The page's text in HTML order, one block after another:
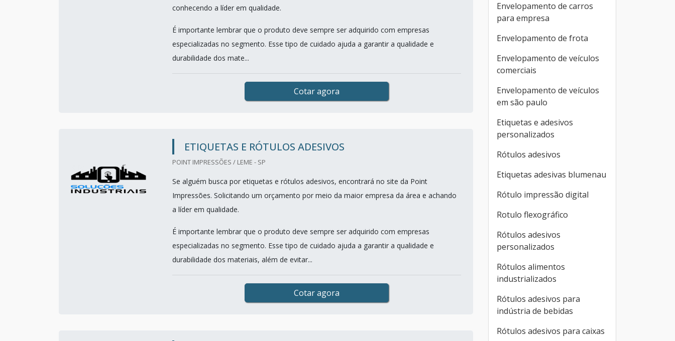
conhecendo a líder em qualidade.
É importante lembrar que o produto deve sempre ser adquirido com empresas
especializadas no segmento. Esse tipo de cuidado ajuda a garantir a qualidade e
durabilidade dos mate...
Cotar agora
ETIQUETAS E RÓTULOS ADESIVOS
POINT IMPRESSÕES / LEME - SP
Se alguém busca por etiquetas e rótulos adesivos, encontrará no site da Point
Impressões. Solicitando um orçamento por meio da maior empresa da área e achando
a líder em qualidade.
É importante lembrar que o produto deve sempre ser adquirido com empresas
especializadas no segmento. Esse tipo de cuidado ajuda a garantir a qualidade e
durabilidade dos materiais, além de evitar...
Cotar agora
Envelopamento de carros
para empresa
Envelopamento de frota
Envelopamento de veículos
comerciais
Envelopamento de veículos
em são paulo
Etiquetas e adesivos
personalizados
Rótulos adesivos
Etiquetas adesivas blumenau
Rótulo impressão digital
Rotulo flexográfico
Rótulos adesivos
personalizados
Rótulos alimentos
industrializados
Rótulos adesivos para
indústria de bebidas
Rótulos adesivos para caixas